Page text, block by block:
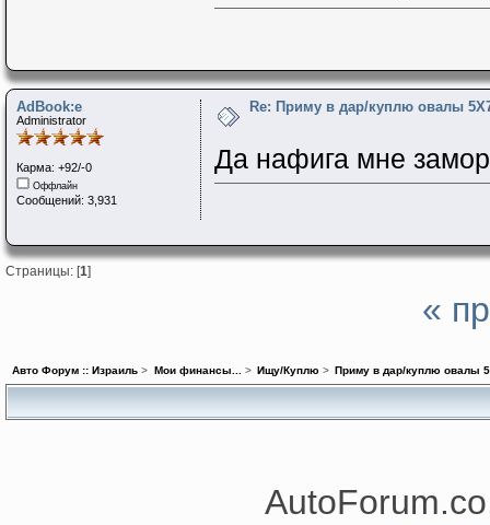
AdBook:e
Administrator
Карма: +92/-0
Оффлайн
Сообщений: 3,931
Re: Приму в дар/куплю овалы
Да нафига мне
Страницы: [1]
«
Авто Форум :: Израиль > Мои финансы... > Ищу/Куплю> Приму в дар/куплю овалы